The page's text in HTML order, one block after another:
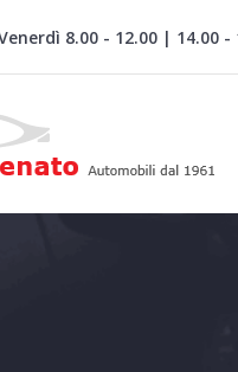
8.00 - 12.00 | 14.00